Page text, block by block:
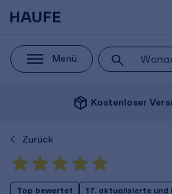
Menü
package_2 Kostenloser
Zurück
Top bewertet 17. aktualisierte